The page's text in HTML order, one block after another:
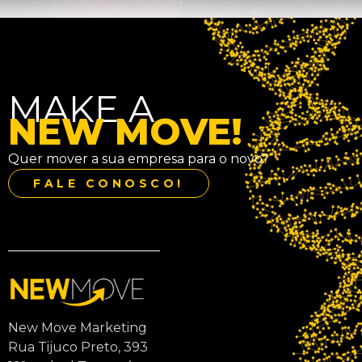
MAKE A
NEW MOVE!
Quer mover a sua empresa para o novo?
FALE CONOSCO!
New Move Marketing
Rua Tijuco Preto, 393